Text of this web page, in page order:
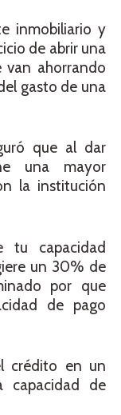
inmobiliario y
de abrir una
van ahorrando
gasto de una
que al dar
una mayor
la institución
tu capacidad
un 30% de
por que
de pago
crédito en un
capacidad de